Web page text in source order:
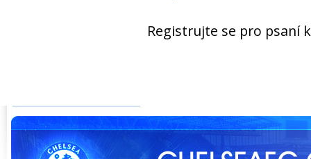
Registrujte se pro psaní